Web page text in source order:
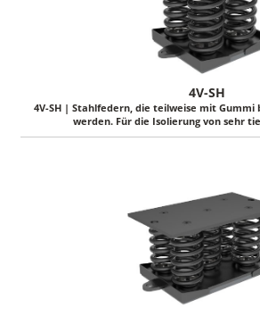
4V-SH
4V-SH | Stahlfedern, die teilweise mit
werden. Für die Isolierung von sehr